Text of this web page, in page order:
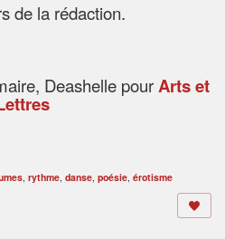
de la rédaction.
Deashelle pourArts et
, rythme, danse, poésie, érotisme